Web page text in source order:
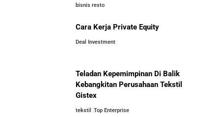
bisnis resto
Cara Kerja Private Equity
Deal Investment
Teladan Kepemimpinan Di Balik
Kebangkitan Perusahaan Tekstil
Gistex
tekstil Top Enterprise